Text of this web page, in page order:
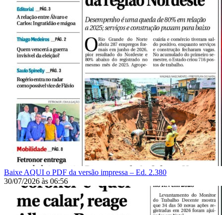
Baixe AQUI o PDF da versão impressa – Ed. 2.380
30/07/2026 às 06:56